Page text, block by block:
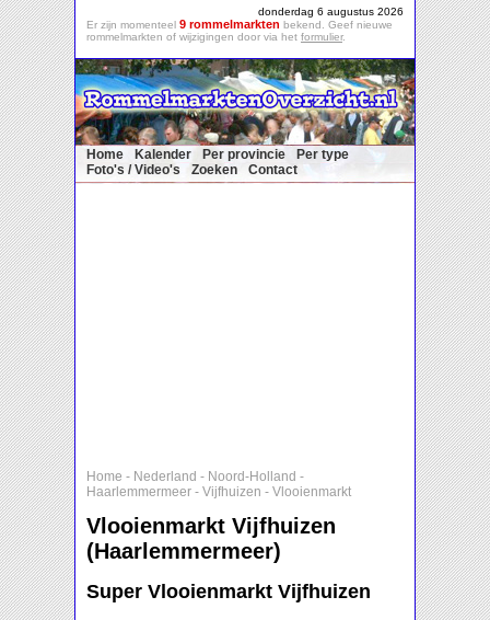
donderdag 6 augustus 2026
Er zijn momenteel 9 rommelmarkten bekend. Geef nieuwe
rommelmarkten of wijzigingen door via het formulier.
Home Kalender Per provincie
Per type
Foto's / Video's
Zoeken Contact
Home - Nederland - Noord-Holland -
Haarlemmermeer - Vijfhuizen - Vlooienmarkt
Vlooienmarkt Vijfhuizen
(Haarlemmermeer)
Super Vlooienmarkt Vijfhuizen